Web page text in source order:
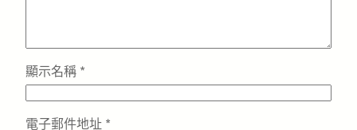
顯示名稱 *
電子郵件地址 *